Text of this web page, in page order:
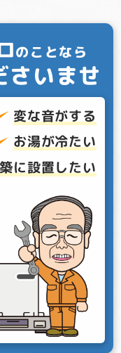
のことなら
さいませ
変な音がする
お湯が冷たい
に設置したい